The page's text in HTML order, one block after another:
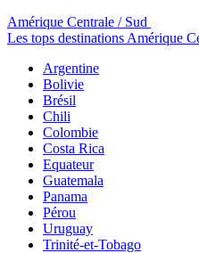
Amérique Centrale / Sud
Les tops destinations Amérique
Argentine
Bolivie
Brésil
Chili
Colombie
Costa Rica
Equateur
Guatemala
Panama
Pérou
Uruguay
Trinité-et-Tobago